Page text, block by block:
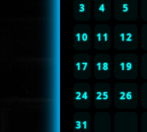
3 4 5
10 11 12
17 18 19
24 25 26
31